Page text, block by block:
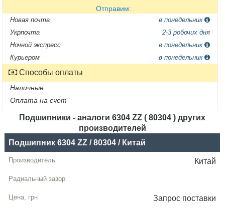
Отправим:
Новая почта
в понедельник
Укрпочта
2-3 робочих дня
Ночной экспресс
в понедельник
Курьером
в понедельник
Способы оплаты
Наличные
Оплата на счет
Подшипники - аналоги 6304 ZZ ( 80304 ) других
производителей
Название
Производитель
Радиальный
Подшипник 6304 ZZ / 80304 / Китай
Китай
Запрос поставки